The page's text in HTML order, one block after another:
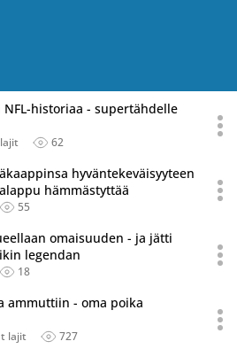
historiaa - supertähdelle
62
hyväntekeväisyyteen
hämmästyttää
55
omaisuuden - ja jätti
legendan
18
ammuttiin - oma poika
lajit 727